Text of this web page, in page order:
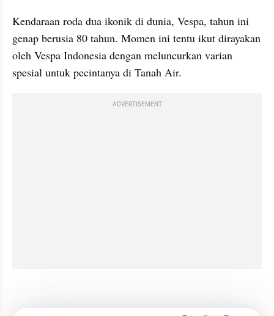
Kendaraan roda dua ikonik di dunia, Vespa, tahun ini
genap berusia 80 tahun. Momen ini tentu ikut dirayakan
oleh Vespa Indonesia dengan meluncurkan varian
spesial untuk pecintanya di Tanah Air.
ADVERTISEMENT